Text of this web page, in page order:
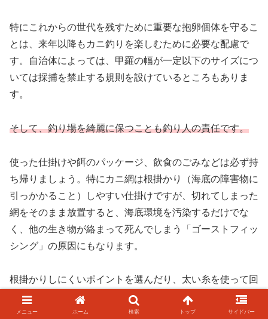
特にこれからの世代を残すために重要な抱卵個体を守るこ
とは、来年以降もカニ釣りを楽しむために必要な配慮で
す。自治体によっては、甲羅の幅が一定以下のサイズにつ
いては採捕を禁止する規則を設けているところもありま
す。
そして、釣り場を綺麗に保つことも釣り人の責任です。
使った仕掛けや餌のパッケージ、飲食のごみなどは必ず持
ち帰りましょう。特にカニ網は根掛かり（海底の障害物に
引っかかること）しやすい仕掛けですが、切れてしまった
網をそのまま放置すると、海底環境を汚染するだけでな
く、他の生き物が絡まって死んでしまう「ゴーストフィッ
シング」の原因にもなります。
根掛かりしにくいポイントを選んだり、太い糸を使って回
収率を高めたりする工夫もマナーの一つです。地元の方々
や漁業関係者とトラブルにならないよう、挨拶を心がけ、
メニュー ホーム 検索 トップ サイドバー